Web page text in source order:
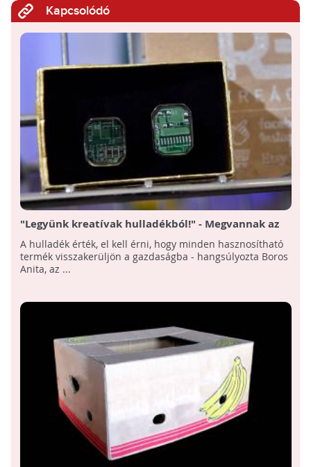
Kapcsolódó
"Legyünk kreatívak hulladékból!" - Megvannak az
ITM pályázatának nyertesei
A hulladék érték, el kell érni, hogy minden hasznosítható
termék visszakerüljön a gazdaságba - hangsúlyozta Boros
Anita, az ...